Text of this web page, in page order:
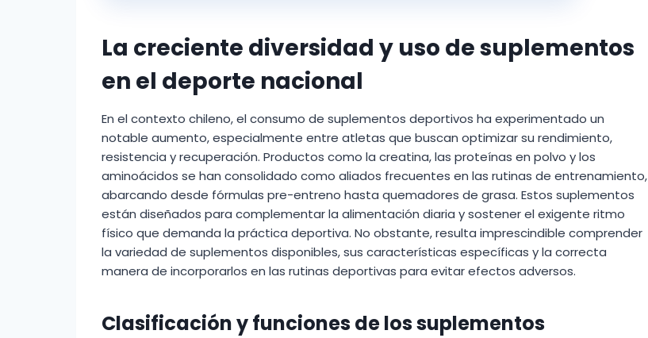
La creciente diversidad y uso de suplementos
en el deporte nacional
En el contexto chileno, el consumo de suplementos deportivos ha experimentado un
notable aumento, especialmente entre atletas que buscan optimizar su rendimiento,
resistencia y recuperación. Productos como la creatina, las proteínas en polvo y los
aminoácidos se han consolidado como aliados frecuentes en las rutinas de entrenamiento,
abarcando desde fórmulas pre-entreno hasta quemadores de grasa. Estos suplementos
están diseñados para complementar la alimentación diaria y sostener el exigente ritmo
físico que demanda la práctica deportiva. No obstante, resulta imprescindible comprender
la variedad de suplementos disponibles, sus características específicas y la correcta
manera de incorporarlos en las rutinas deportivas para evitar efectos adversos.
Clasificación y funciones de los suplementos